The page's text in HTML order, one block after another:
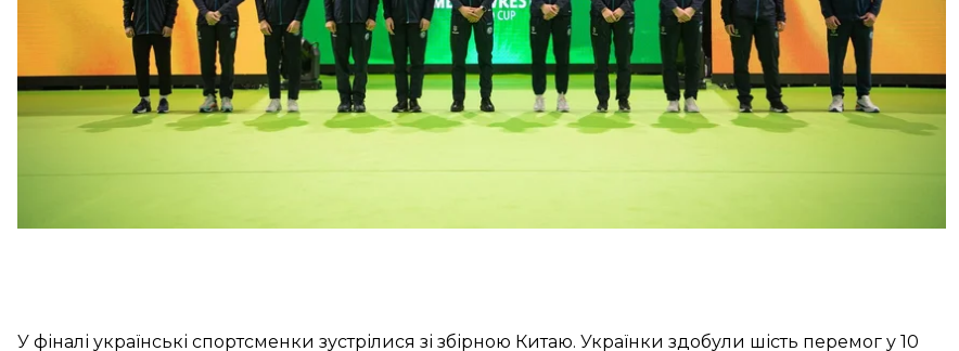
5:5. Але українки пройшли далі завдяки класифікаційним очкам.
У фіналі українські спортсменки зустрілися зі збірною Китаю. Українки здобули шість перемог у 10